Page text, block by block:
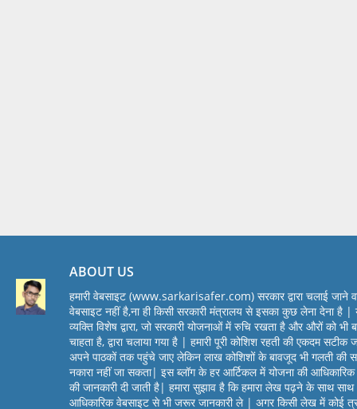
ABOUT US
हमारी वेबसाइट (www.sarkarisafer.com) सरकार द्वारा चलाई जाने
वेबसाइट नहीं है,ना ही किसी सरकारी मंत्रालय से इसका कुछ लेना देना है |
व्यक्ति विशेष द्वारा, जो सरकारी योजनाओं में रुचि रखता है और औरों को भी
चाहता है, द्वारा चलाया गया है | हमारी पूरी कोशिश रहती की एकदम सटीक
अपने पाठकों तक पहुंचे जाए लेकिन लाख कोशिशों के बावजूद भी गलती की
नकारा नहीं जा सकता| इस ब्लॉग के हर आर्टिकल में योजना की
की जानकारी दी जाती है| हमारा सुझाव है कि हमारा लेख पढ़ने के साथ
आधिकारिक वेबसाइट से भी जरूर जानकारी ले | अगर किसी लेख में कोई